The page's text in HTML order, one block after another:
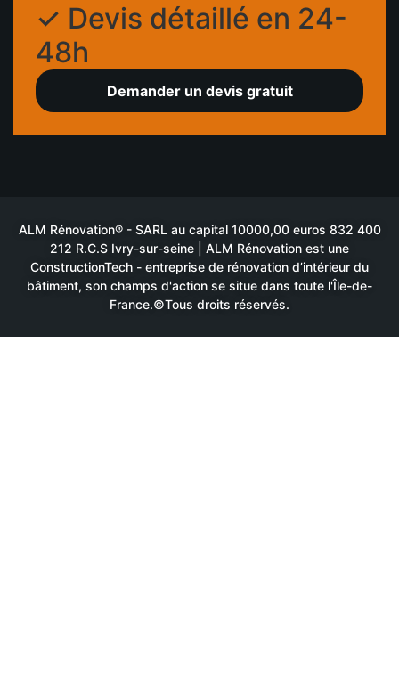
✓ Devis détaillé en 24-
48h
Demander un devis gratuit
ALM Rénovation® - SARL au capital 10000,00 euros 832 400
212 R.C.S Ivry-sur-seine | ALM Rénovation est une
ConstructionTech - entreprise de rénovation d’intérieur du
bâtiment, son champs d'action se situe dans toute l'Île-de-
France.©Tous droits réservés.